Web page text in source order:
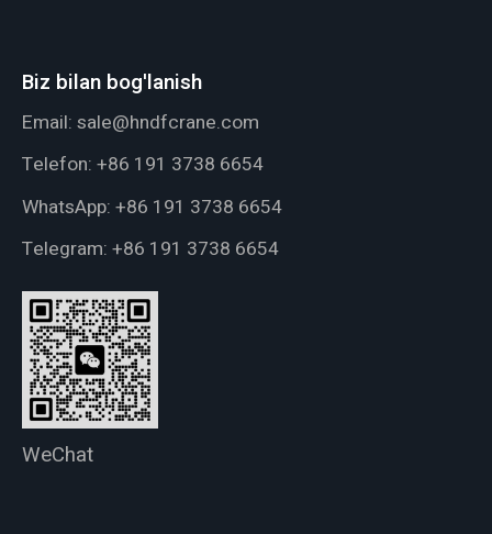
Biz bilan bog'lanish
Email: sale@hndfcrane.com
Telefon: +86 191 3738 6654
WhatsApp: +86 191 3738 6654
Telegram: +86 191 3738 6654
WeChat